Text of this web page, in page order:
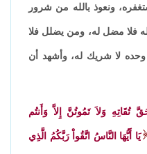
ونعوذ بالله من شرور
فلا مضل له، ومن يضلل فلا
وحده لا شريك له، وأشهد أن
تُقَاتِهِ وَلاَ تَمُوتُنَّ إِلاَّ وَأَنتُم
يَا أَيُّهَا النَّاسُ اتَّقُواْ رَبَّكُمُ الَّذِي